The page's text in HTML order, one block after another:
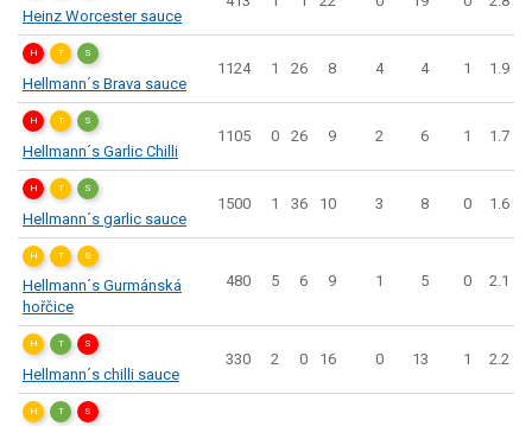
Heinz Worcester sauce
H T S
Hellmann´s Brava sauce
1124 1 26 8 4 4 1 1.9
H T S
Hellmann´s Garlic Chilli
1105 0 26 9 2 6 1 1.7
H T S
Hellmann´s garlic sauce
1500 1 36 10 3 8 0 1.6
H T S
Hellmann´s Gurmánská
hořčice
480 5 6 9 1 5 0 2.1
H T S
Hellmann´s chilli sauce
330 2 0 16 0 13 1 2.2
H T S